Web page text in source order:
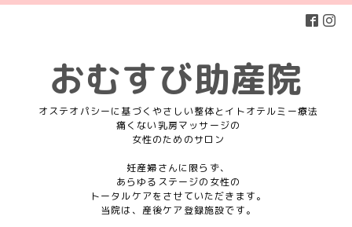
おむすび助産院
オステオパシーに基づくやさしい整体とイトオテルミー療法
痛くない乳房マッサージの
女性のためのサロン
妊産婦さんに限らず、
あらゆるステージの女性の
トータルケアをさせていただきます。
当院は、産後ケア登録施設です。